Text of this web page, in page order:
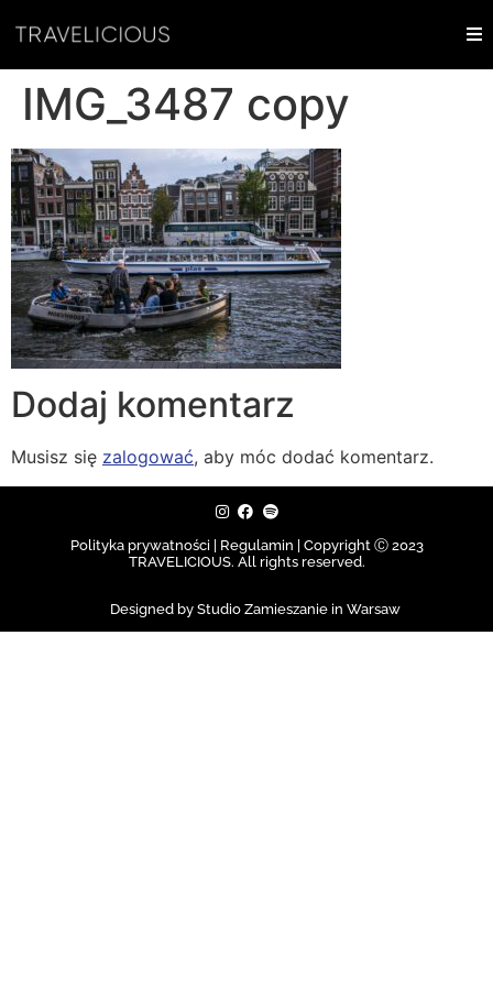
IMG_3487 copy
Dodaj komentarz
Musisz się zalogować, aby móc dodać komentarz.
Polityka prywatności | Regulamin | Copyright Ⓒ 2023
TRAVELICIOUS. All rights reserved.
Designed by Studio Zamieszanie in Warsaw